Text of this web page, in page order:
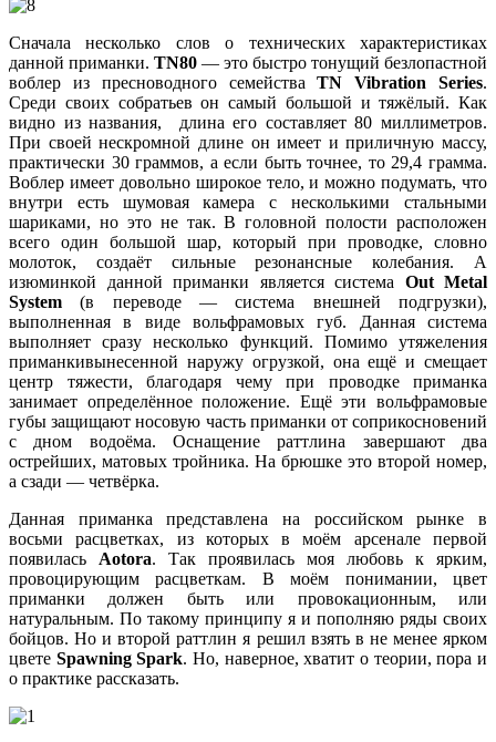
Сначала несколько слов о технических характеристиках
данной приманки. TN80 — это быстро тонущий безлопастной
воблер из пресноводного семействаTN Vibration Series.
Среди своих собратьев он самый большой и тяжёлый. Как
видно из названия, длина его составляет 80 миллиметров.
При своей нескромной длине он имеет и приличную массу,
практически 30 граммов, а если быть точнее, то 29,4 грамма.
Воблер имеет довольно широкое тело, и можно подумать, что
внутри есть шумовая камера с несколькими стальными
шариками, но это не так. В головной полости расположен
всего один большой шар, который при проводке, словно
молоток, создаёт сильные резонансные колебания. А
изюминкой данной приманки является система Out Metal
System (в переводе — система внешней подгрузки),
выполненная в виде вольфрамовых губ. Данная система
выполняет сразу несколько функций. Помимо утяжеления
приманкивынесенной наружу огрузкой, она ещё и смещает
центр тяжести, благодаря чему при проводке приманка
занимает определённое положение. Ещё эти вольфрамовые
губы защищают носовую часть приманки от соприкосновений
с дном водоёма. Оснащение раттлина завершают два
острейших, матовых тройника. На брюшке это второй номер,
а сзади — четвёрка.
Данная приманка представлена на российском рынке в
восьми расцветках, из которых в моём арсенале первой
появилась Аotora. Так проявилась моя любовь к ярким,
провоцирующим расцветкам. В моём понимании, цвет
приманки должен быть или провокационным, или
натуральным. По такому принципу я и пополняю ряды своих
бойцов. Но и второй раттлин я решил взять в не менее ярком
цвете Spawning Spark. Но, наверное, хватит о теории, пора и
о практике рассказать.